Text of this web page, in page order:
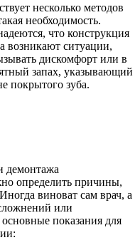
несколько методов
необходимость.
что конструкция
возникают ситуации,
дискомфорт или в
запах, указывающий
покрытого зуба.
демонтажа
определить причины,
виноват сам врач, а
или
показания для